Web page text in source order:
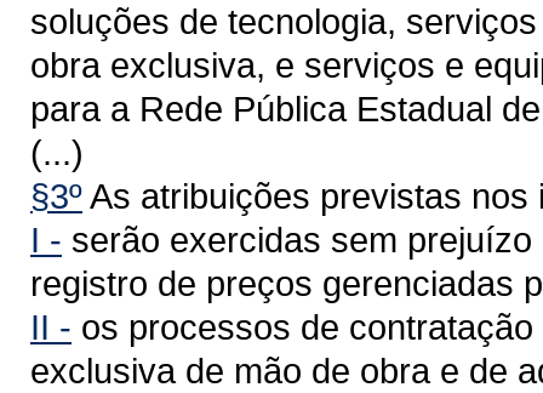
soluções de tecnologia,
obra exclusiva, e serviços e
para a Rede Pública Estadual
(...)
§3ºAs atribuições previstas nos
I - serão exercidas sem
registro de preços gerenciadas
II - os processos de
exclusiva de mão de obra e de